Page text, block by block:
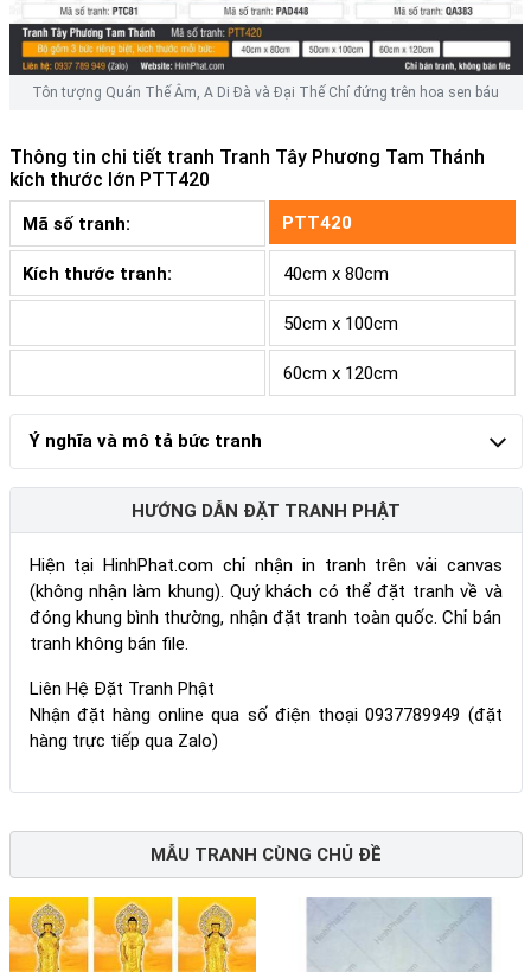
Tôn tượng Quán Thế Âm, A Di Đà và Đại Thế Chí đứng trên hoa sen báu
Thông tin chi tiết tranh Tranh Tây Phương Tam Thánh
kích thước lớn PTT420
Mã số tranh: PTT420
Kích thước tranh: 40cm x 80cm
50cm x 100cm
60cm x 120cm
Ý nghĩa và mô tả bức tranh
HƯỚNG DẪN ĐẶT TRANH PHẬT
Hiện tại HinhPhat.com chỉ nhận in tranh trên vải canvas
(không nhận làm khung). Quý khách có thể đặt tranh về và
đóng khung bình thường, nhận đặt tranh toàn quốc. Chỉ bán
tranh không bán file.
Liên Hệ Đặt Tranh Phật
Nhận đặt hàng online qua số điện thoại 0937789949 (đặt
hàng trực tiếp qua Zalo)
MẪU TRANH CÙNG CHỦ ĐỀ